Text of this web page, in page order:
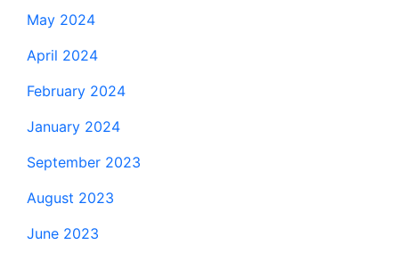
May 2024
April 2024
February 2024
January 2024
September 2023
August 2023
June 2023